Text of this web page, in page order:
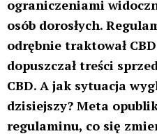
ograniczeniami
osób dorosłych.
odrębnie traktował
dopuszczał treści
CBD. A jak sytuacja
dzisiejszy? Meta
regulaminu, co się